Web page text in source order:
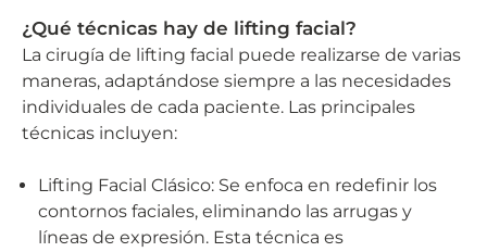
¿Qué técnicas hay de lifting facial?
La cirugía de lifting facial puede realizarse de varias
maneras, adaptándose siempre a las necesidades
individuales de cada paciente. Las principales
técnicas incluyen:
Lifting Facial Clásico: Se enfoca en redefinir los
contornos faciales, eliminando las arrugas y
líneas de expresión. Esta técnica es